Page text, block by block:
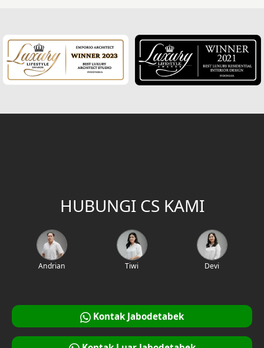
HUBUNGI CS KAMI
Andrian Tiwi Devi
Kontak Jabodetabek